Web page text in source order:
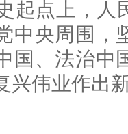
起点上，人
中央周围，
国、法治中
兴伟业作出